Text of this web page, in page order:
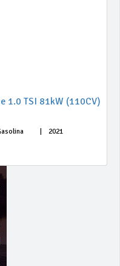
1.0 TSI 81kW (110CV)
2021